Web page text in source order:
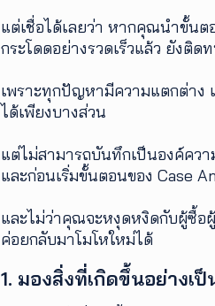
แต่เชื่อได้เลยว่า หากคุณนำขั้นต
กระโดดอย่างรวดเร็วแล้ว ยังติ
เพราะทุกปัญหามีความแตกต่าง
ได้เพียงบางส่วน
แต่ไม่สามารถบันทึกเป็นองค์คว
และก่อนเริ่มขั้นตอนของ Case
และไม่ว่าคุณจะหงุดหงิดกับผู้ซื้อ
ค่อยกลับมาโมโหใหม่ได้
1. มองสิ่งที่เกิดขึ้นอย่างเ